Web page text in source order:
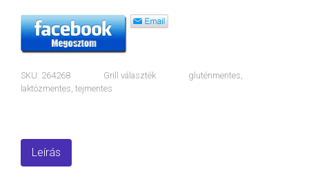
SKU: 264268 Grill választék gluténmentes,
laktózmentes, tejmentes
Leírás